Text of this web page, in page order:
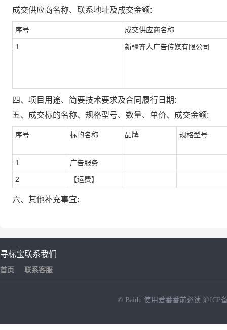
成交供应商名称、联系地址及成交金额:
序号 成交供应商名称
1 新疆齐人广告传媒有限公司
四、项目用途、简要技术要求及合同履行日期:
五、成交标的名称、规格型号、数量、单价、成交金额:
序号 标的名称 品牌 规格型号
1 广告服务
2 【运费】
六、其他补充事宜:
寻标宝
首页
联系我们
联系客服
© Baidu 使用爱番番前必读 沪ICP